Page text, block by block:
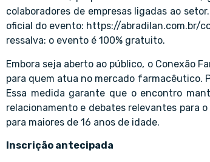
colaboradores de empresas ligadas ao
oficial do evento: https://abradilan.com.br/
ressalva: o evento é 100% gratuito.
Embora seja aberto ao público, o Conexão
para quem atua no mercado farmacêutico.
Essa medida garante que o encontro
relacionamento e debates relevantes para
para maiores de 16 anos de idade.
Inscrição antecipada